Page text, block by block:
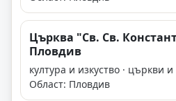
Църква "Св. Св.
Пловдив
култура и изкуство · църкви
Област: Пловдив